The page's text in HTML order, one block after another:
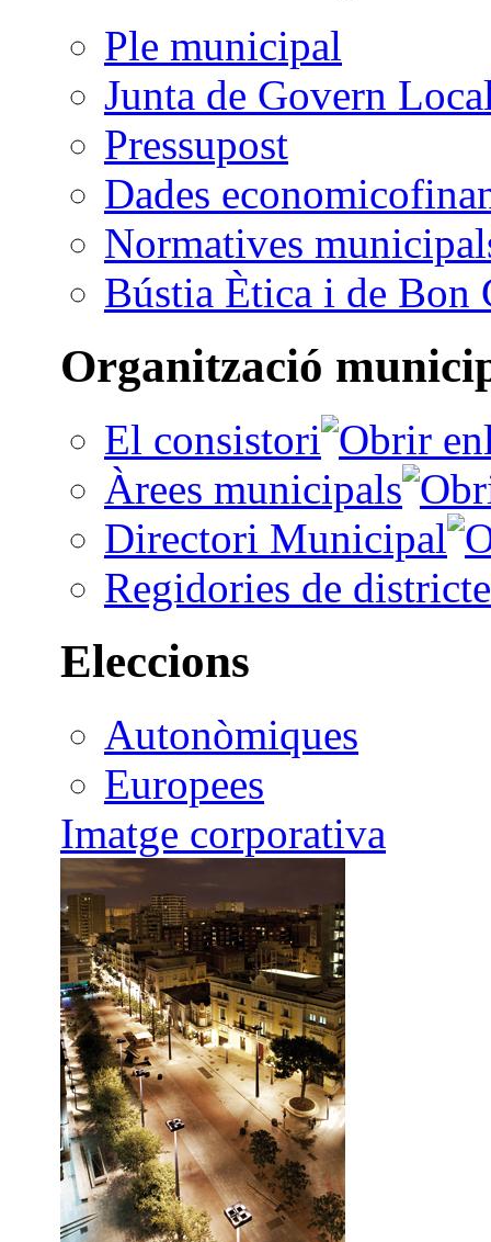
Ple municipal
Junta de Govern
Pressupost
Dades
Normatives
Bústia Ètica i de Bon
Organització
El consistori
Àrees municipals
Directori Municipal
Regidories de districte
Eleccions
Autonòmiques
Europees
Imatge corporativa